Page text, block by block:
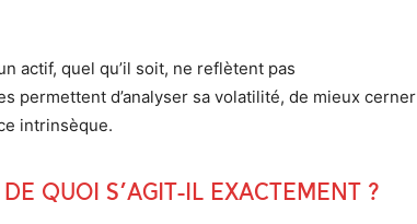
actif, quel qu’il soit, ne reflètent pas
permettent d’analyser sa volatilité, de mieux cerner
intrinsèque.
quoi s’agit-il exactement ?